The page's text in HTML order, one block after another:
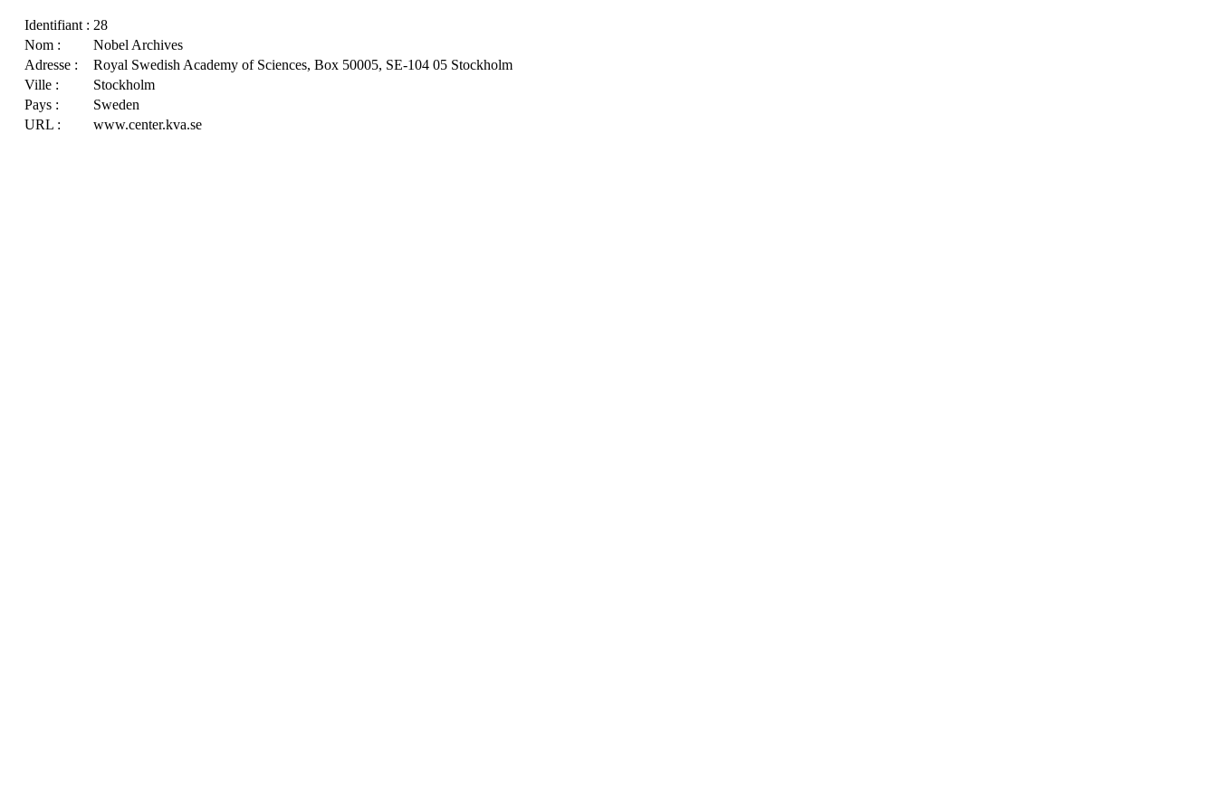
Identifiant : 28
Nom :
Nobel Archives
Adresse :
Royal Swedish Academy of Sciences, Box 50005, SE-104 05 Stockholm
Ville :
Stockholm
Pays :
Sweden
URL :
www.center.kva.se